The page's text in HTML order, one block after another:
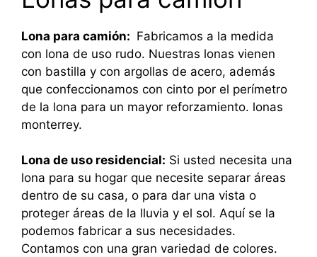
Lona para camión: Fabricamos a la medida
con lona de uso rudo. Nuestras lonas vienen
con bastilla y con argollas de acero, además
que confeccionamos con cinto por el perímetro
de la lona para un mayor reforzamiento. lonas
monterrey.
Lona de uso residencial: Si usted necesita una
lona para su hogar que necesite separar áreas
dentro de su casa, o para dar una vista o
proteger áreas de la lluvia y el sol. Aquí se la
podemos fabricar a sus necesidades.
Contamos con una gran variedad de colores.